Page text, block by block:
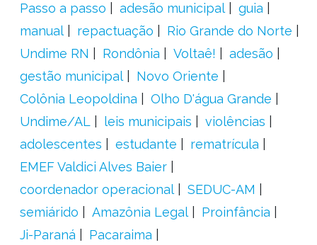
Passo a passo
adesão municipal
guia
manual
repactuação
Rio Grande do Norte
Undime RN
Rondônia Voltaê!
adesão
gestão municipal
Novo Oriente
Colônia Leopoldina
Olho D'água Grande
Undime/AL
leis municipais
violências
adolescentes
estudante
rematrícula
EMEF Valdici Alves Baier
coordenador operacional
SEDUC-AM
semiárido
Amazônia Legal
Proinfância
Ji-Paraná
Pacaraima